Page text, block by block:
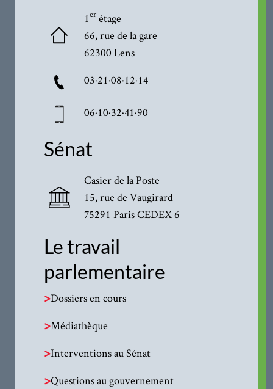
1erétage
66, rue de la gare
62300 Lens
03·21·08·12·14
06·10·32·41·90
Sénat
Casier de la Poste
15, rue de Vaugirard
75291 Paris CEDEX 6
Le travail
parlementaire
>Dossiers en cours
>Médiathèque
>Interventions au Sénat
>Questions au gouvernement